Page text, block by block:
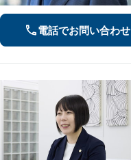
電話でお問い合わせ